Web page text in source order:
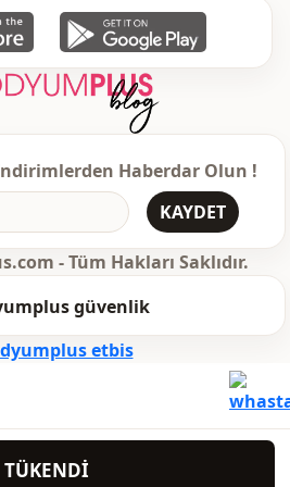
TÜKENDİ
Haberdar Olun !
KAYDET
- Tüm Hakları Saklıdır.